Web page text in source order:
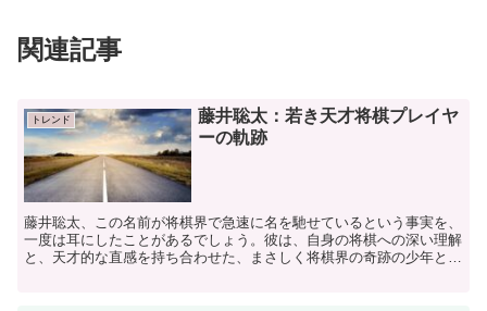
関連記事
トレンド
藤井聡太：若き天才将棋プレイヤ
ーの軌跡
藤井聡太、この名前が将棋界で急速に名を馳せているという事実を、
一度は耳にしたことがあるでしょう。彼は、自身の将棋への深い理解
と、天才的な直感を持ち合わせた、まさしく将棋界の奇跡の少年とも